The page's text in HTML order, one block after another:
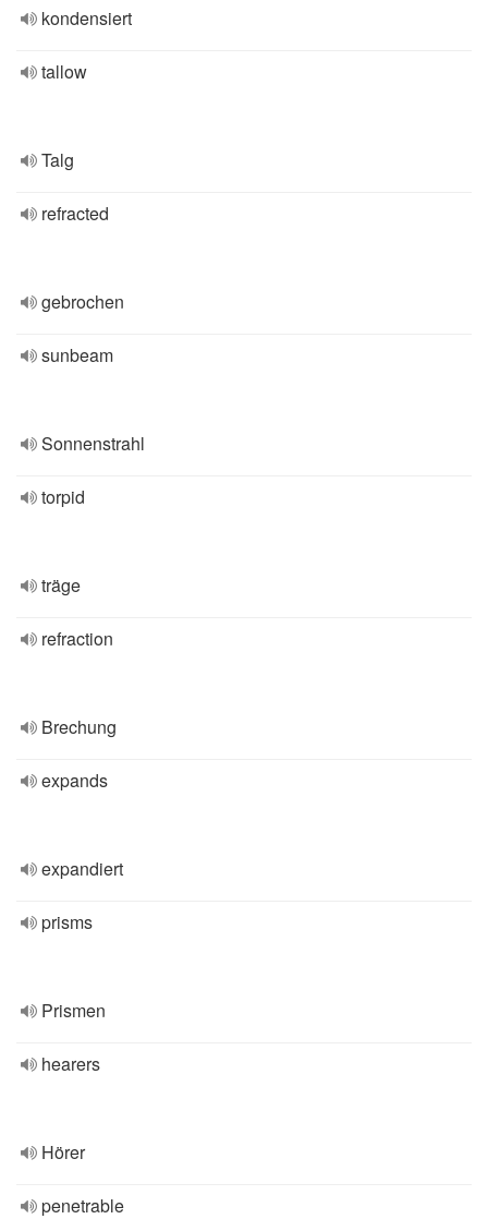
kondensiert
tallow
Talg
refracted
gebrochen
sunbeam
Sonnenstrahl
torpid
träge
refraction
Brechung
expands
expandiert
prisms
Prismen
hearers
Hörer
penetrable